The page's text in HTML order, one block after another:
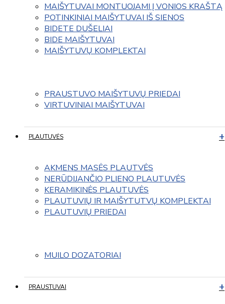
MAIŠYTUVAI MONTUOJAMI Į VONIOS KRAŠTĄ
POTINKINIAI MAIŠYTUVAI IŠ SIENOS
BIDETE DUŠELIAI
BIDE MAIŠYTUVAI
MAIŠYTUVŲ KOMPLEKTAI
PRAUSTUVO MAIŠYTUVŲ PRIEDAI
VIRTUVINIAI MAIŠYTUVAI
PLAUTUVĖS
AKMENS MASĖS PLAUTVĖS
NERŪDIJANČIO PLIENO PLAUTUVĖS
KERAMIKINĖS PLAUTUVĖS
PLAUTUVIŲ IR MAIŠYTUTVŲ KOMPLEKTAI
PLAUTUVIŲ PRIEDAI
MUILO DOZATORIAI
PRAUSTUVAI